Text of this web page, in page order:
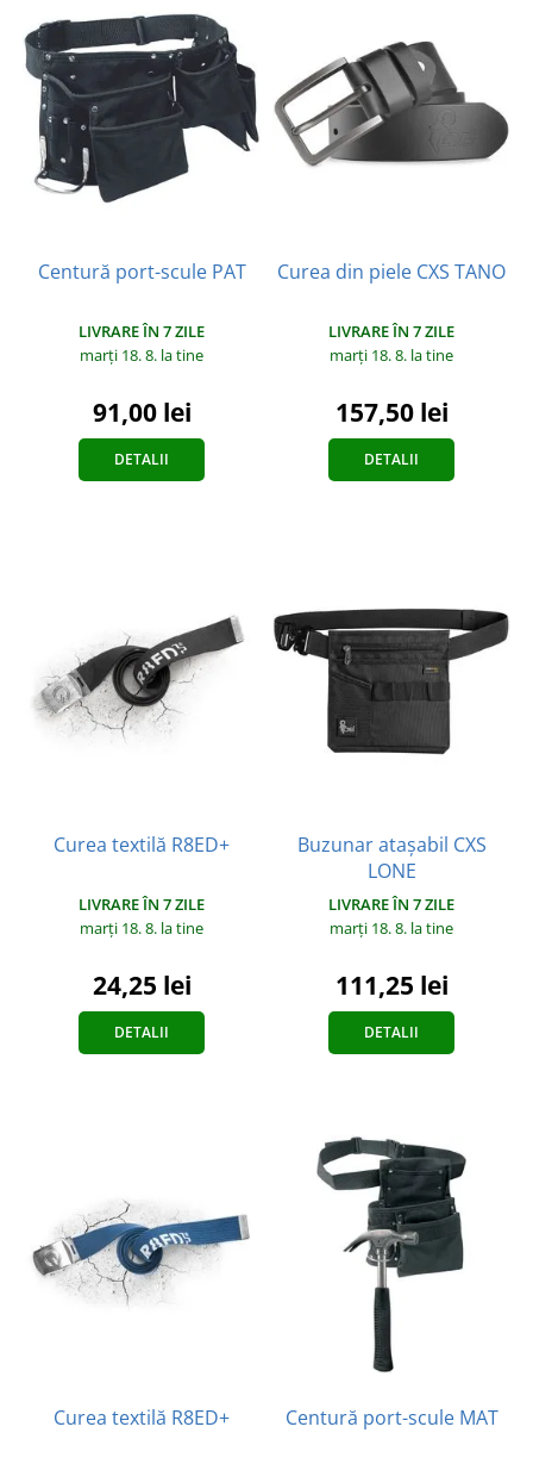
Centură port-scule PAT
LIVRARE ÎN 7 ZILE
marți 18. 8. la tine
91,00 lei
DETALII
Curea din piele CXS TANO
LIVRARE ÎN 7 ZILE
marți 18. 8. la tine
157,50 lei
DETALII
Curea textilă R8ED+
LIVRARE ÎN 7 ZILE
marți 18. 8. la tine
24,25 lei
DETALII
Buzunar atașabil CXS
LONE
LIVRARE ÎN 7 ZILE
marți 18. 8. la tine
111,25 lei
DETALII
Curea textilă R8ED+ Centură port-scule MAT